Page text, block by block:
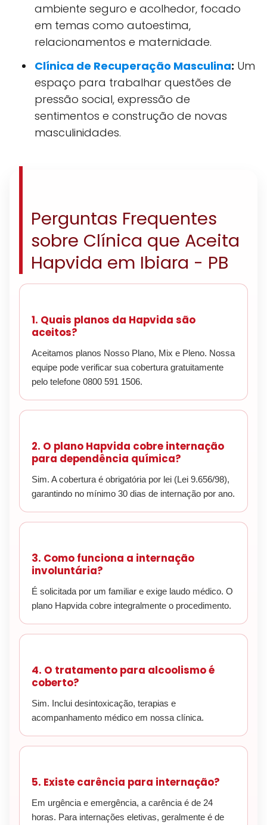
ambiente seguro e acolhedor, focado
em temas como autoestima,
relacionamentos e maternidade.
Clínica de Recuperação Masculina: Um
espaço para trabalhar questões de
pressão social, expressão de
sentimentos e construção de novas
masculinidades.
Perguntas Frequentes
sobre Clínica que Aceita
Hapvida em Ibiara - PB
1. Quais planos da Hapvida são
aceitos?
Aceitamos planos Nosso Plano, Mix e Pleno. Nossa
equipe pode verificar sua cobertura gratuitamente
pelo telefone 0800 591 1506.
2. O plano Hapvida cobre internação
para dependência química?
Sim. A cobertura é obrigatória por lei (Lei 9.656/98),
garantindo no mínimo 30 dias de internação por ano.
3. Como funciona a internação
involuntária?
É solicitada por um familiar e exige laudo médico. O
plano Hapvida cobre integralmente o procedimento.
4. O tratamento para alcoolismo é
coberto?
Sim. Inclui desintoxicação, terapias e
acompanhamento médico em nossa clínica.
5. Existe carência para internação?
Em urgência e emergência, a carência é de 24
horas. Para internações eletivas, geralmente é de